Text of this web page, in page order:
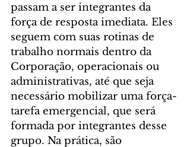
passam a ser integrantes da
força de resposta imediata. Eles
seguem com suas rotinas de
trabalho normais dentro da
Corporação, operacionais ou
administrativas, até que seja
necessário mobilizar uma força-
tarefa emergencial, que será
formada por integrantes desse
grupo. Na prática, são